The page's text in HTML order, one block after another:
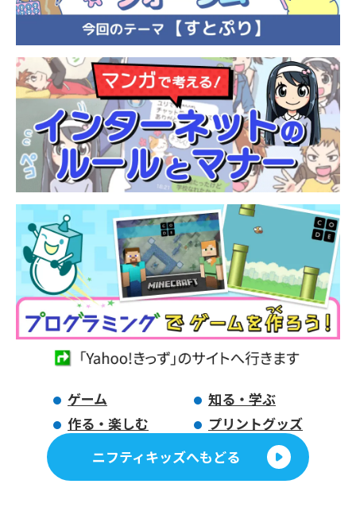
ゲーム
知る・学ぶ
作る・楽しむ
プリントグッズ
ニフティキッズへもどる